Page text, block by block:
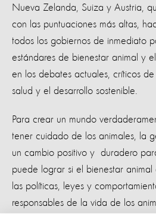
Nueva Zelanda, Suiza y Austria,
con las puntuaciones más altas,
todos los gobiernos de inmediato
estándares de bienestar animal y
en los debates actuales, críticos
salud y el desarrollo sostenible.
Para crear un mundo
tener cuidado de los animales, la
un cambio positivo y duradero
puede lograr si el bienestar
las políticas, leyes y
responsables de la vida de los